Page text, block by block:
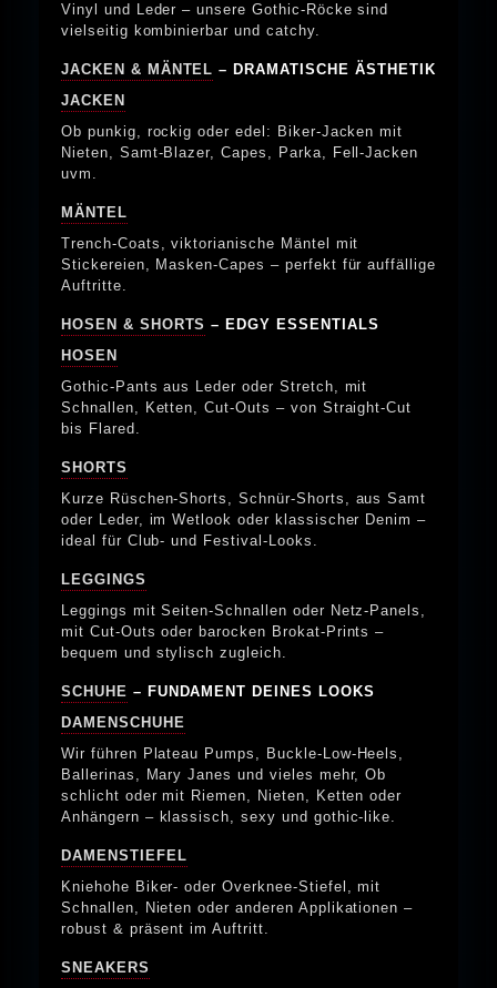
Vinyl und Leder – unsere Gothic-Röcke sind
vielseitig kombinierbar und catchy.
JACKEN & MÄNTEL – DRAMATISCHE ÄSTHETIK
JACKEN
Ob punkig, rockig oder edel: Biker-Jacken mit
Nieten, Samt-Blazer, Capes, Parka, Fell-Jacken
uvm.
MÄNTEL
Trench-Coats, viktorianische Mäntel mit
Stickereien, Masken-Capes – perfekt für auffällige
Auftritte.
HOSEN & SHORTS – EDGY ESSENTIALS
HOSEN
Gothic-Pants aus Leder oder Stretch, mit
Schnallen, Ketten, Cut-Outs – von Straight-Cut
bis Flared.
SHORTS
Kurze Rüschen-Shorts, Schnür-Shorts, aus Samt
oder Leder, im Wetlook oder klassischer Denim –
ideal für Club- und Festival-Looks.
LEGGINGS
Leggings mit Seiten-Schnallen oder Netz-Panels,
mit Cut-Outs oder barocken Brokat-Prints –
bequem und stylisch zugleich.
SCHUHE – FUNDAMENT DEINES LOOKS
DAMENSCHUHE
Wir führen Plateau Pumps, Buckle-Low-Heels,
Ballerinas, Mary Janes und vieles mehr, Ob
schlicht oder mit Riemen, Nieten, Ketten oder
Anhängern – klassisch, sexy und gothic-like.
DAMENSTIEFEL
Kniehohe Biker- oder Overknee-Stiefel, mit
Schnallen, Nieten oder anderen Applikationen –
robust & präsent im Auftritt.
SNEAKERS